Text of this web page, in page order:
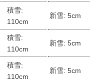
積雪:
110cm
新雪: 5cm
積雪:
110cm
新雪: 5cm
積雪:
110cm
新雪: 5cm